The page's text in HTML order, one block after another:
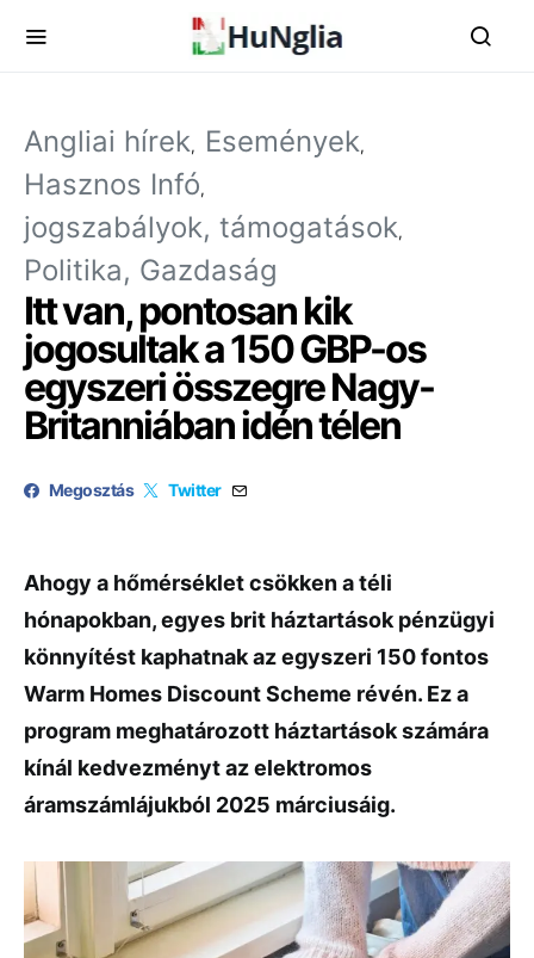
Angliai hírek Események
Hasznos Infó
jogszabályok, támogatások
Politika, Gazdaság
Itt van, pontosan kik
jogosultak a 150 GBP-os
egyszeri összegre Nagy-
Britanniában idén télen
Megosztás Twitter
Ahogy a hőmérséklet csökken a téli
hónapokban, egyes brit háztartások pénzügyi
könnyítést kaphatnak az egyszeri 150 fontos
Warm Homes Discount Scheme révén. Ez a
program meghatározott háztartások számára
kínál kedvezményt az elektromos
áramszámlájukból 2025 márciusáig.